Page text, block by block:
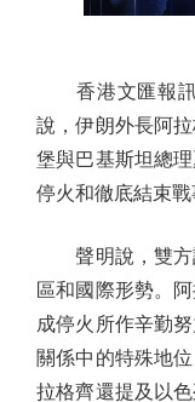
香港文匯報訊
說，伊朗外長阿
堡與巴基斯坦總
停火和徹底結束
聲明說，雙方
區和國際形勢。
成停火所作辛勤
關係中的特殊地
拉格齊還提及以